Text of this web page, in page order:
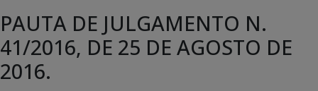
PAUTA DE JULGAMENTO N.
41/2016, DE 25 DE AGOSTO DE
2016.